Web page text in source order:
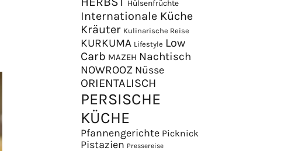
Hülsenfrüchte
Internationale Küche
Kräuter Kulinarische Reise
KURKUMA Lifestyle Low
Carb MAZEH Nachtisch
NOWROOZ Nüsse
ORIENTALISCH
PERSISCHE
KÜCHE
Pfannengerichte Picknick
Pistazien Pressereise